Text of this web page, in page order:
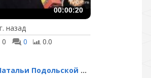
00:00:20
назад
0
0 0.0
У Натальи Подольской ка...